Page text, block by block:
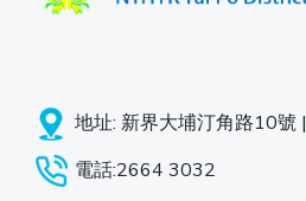
地址: 新界大埔汀角路10號 |
電話:2664 3032